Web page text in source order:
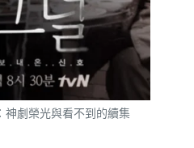
神劇榮光與看不到的續集